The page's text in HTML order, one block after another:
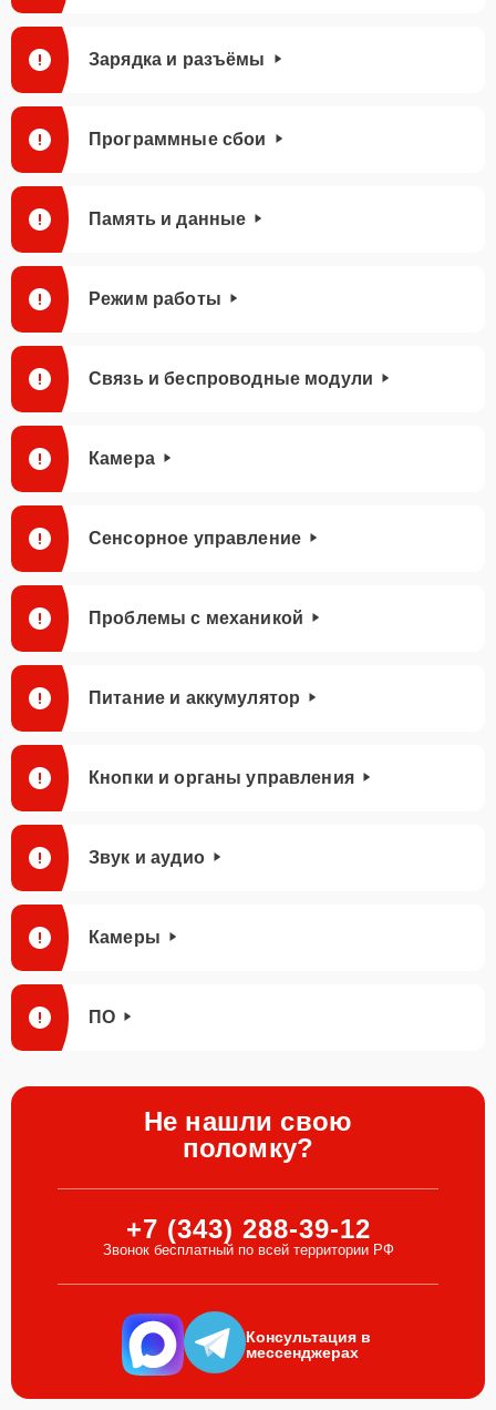
Зарядка и разъёмы
Программные сбои
Память и данные
Режим работы
Связь и беспроводные модули
Камера
Сенсорное управление
Проблемы с механикой
Питание и аккумулятор
Кнопки и органы управления
Звук и аудио
Камеры
ПО
Не нашли свою
поломку?
+7 (343) 288-39-12
Звонок бесплатный по всей территории РФ
Консультация в
мессенджерах